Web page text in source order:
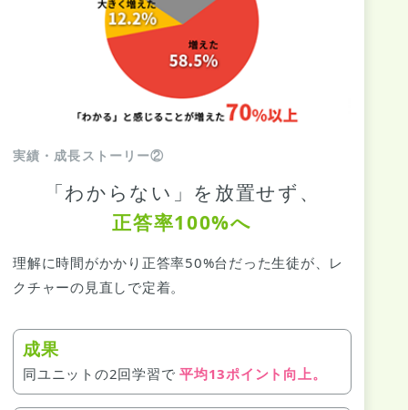
実績・成長ストーリー②
「わからない」を放置せず、
正答率100%へ
理解に時間がかかり正答率50%台だった生徒が、レ
クチャーの見直しで定着。
成果
同ユニットの2回学習で 平均13ポイント向上。